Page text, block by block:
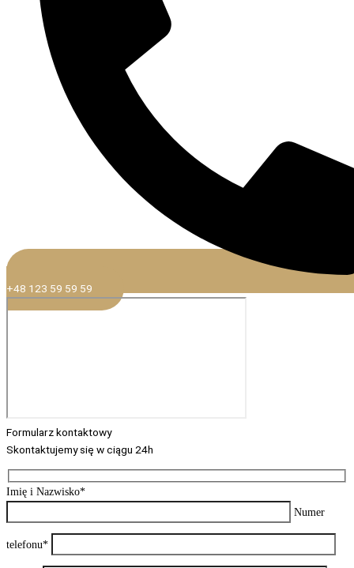
+48 123 59 59 59
Formularz kontaktowy
Skontaktujemy się w ciągu 24h
Imię i Nazwisko*
Numer
telefonu*